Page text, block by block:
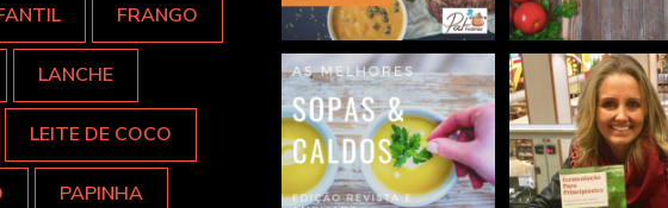
FRANGO
LANCHE
LEITE DE COCO
PAPINHA